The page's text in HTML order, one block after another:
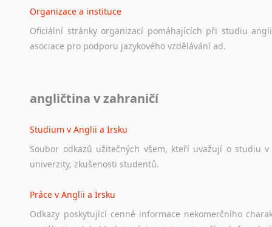
Organizace a instituce
Oficiální stránky organizací pomáhajících při studiu
asociace pro podporu jazykového vzdělávání ad.
Ať už se jedná o česká diskusní
angličtina v zahraničí
Studium v Anglii a Irsku
Soubor odkazů užitečných všem, kteří uvažují o studiu v
univerzity, zkušenosti studentů.
Práce v Anglii a Irsku
Odkazy poskytující cenné informace nekomerčního